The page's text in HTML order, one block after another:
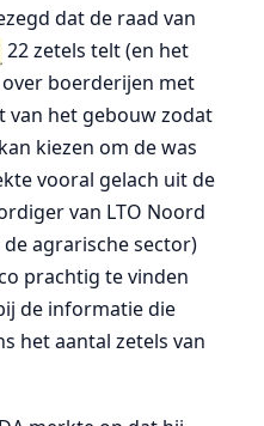
dat de raad van
22 zetels telt (en het
boerderijen met
van het gebouw zodat
kiezen om de was
vooral gelach uit de
van LTO Noord
agrarische sector)
prachtig te vinden
de informatie die
het aantal zetels van